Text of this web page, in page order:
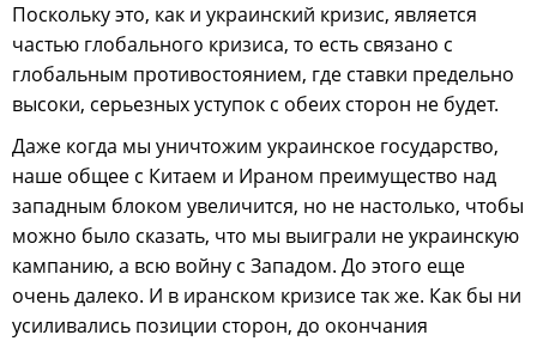
Поскольку это, как и украинский кризис, является
частью глобального кризиса, то есть связано с
глобальным противостоянием, где ставки предельно
высоки, серьезных уступок с обеих сторон не будет.
Даже когда мы уничтожим украинское государство,
наше общее с Китаем и Ираном преимущество над
западным блоком увеличится, но не настолько, чтобы
можно было сказать, что мы выиграли не украинскую
кампанию, а всю войну с Западом. До этого еще
очень далеко. И в иранском кризисе так же. Как бы ни
усиливались позиции сторон, до окончания